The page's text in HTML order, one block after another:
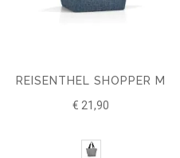
REISENTHEL SHOPPER M
€ 21,90